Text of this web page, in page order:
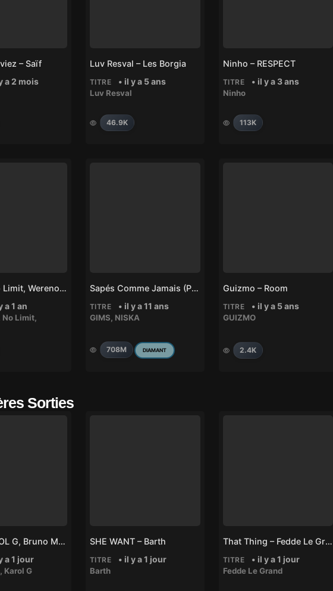
– Saïf
a 2 mois
Luv Resval – Les Borgia
TITRE • il y a 5 ans
Luv Resval
46.9K
Ninho – RESPECT
TITRE • il y a 3 ans
Ninho
113K
BOSS • No Limit, Werenoi, DYSTINCT
a 1 an
No Limit,
Sapés Comme Jamais (pilule Bleue) Ft. Niska
TITRE • il y a 11 ans
GIMS, NISKA
708M DIAMANT
Guizmo – Room
TITRE • il y a 5 ans
GUIZMO
2.4K
Sorties
Still – KAROL G, Bruno Mars
a 1 jour
, Karol G
SHE WANT – Barth
TITRE • il y a 1 jour
Barth
That Thing – Fedde Le Grand
TITRE • il y a 1 jour
Fedde Le Grand